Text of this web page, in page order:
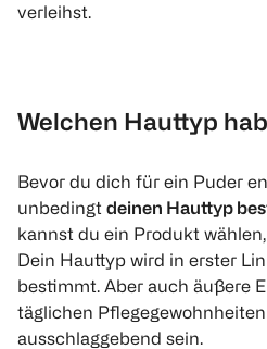
verleihst.
Welchen Hauttyp
Bevor du dich für ein Puder
unbedingt deinen Hauttyp
kannst du ein Produkt
Dein Hauttyp wird in erster
bestimmt. Aber auch äußere
täglichen
ausschlaggebend sein.